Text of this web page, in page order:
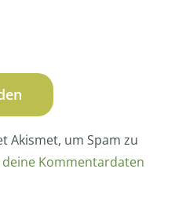
Akismet, um Spam zu
deine Kommentardaten